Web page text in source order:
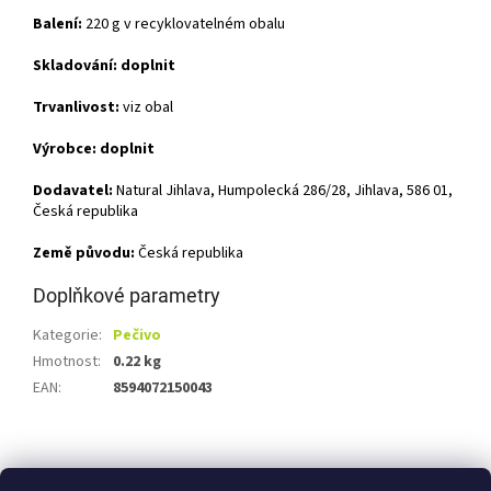
Balení: 220 g v recyklovatelném obalu
Skladování: doplnit
Trvanlivost: viz obal
Výrobce: doplnit
Dodavatel: Natural Jihlava, Humpolecká 286/28, Jihlava, 586 01,
Česká republika
Země původu: Česká republika
Doplňkové parametry
Kategorie: Pečivo
Hmotnost:
0.22 kg
EAN: 8594072150043
á